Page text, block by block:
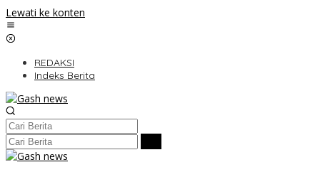
Lewati ke konten
REDAKSI
Indeks Berita